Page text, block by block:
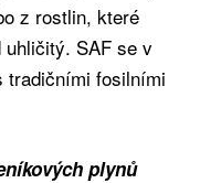
z rostlin, které
SAF se v
tradičními fosilními
plynů